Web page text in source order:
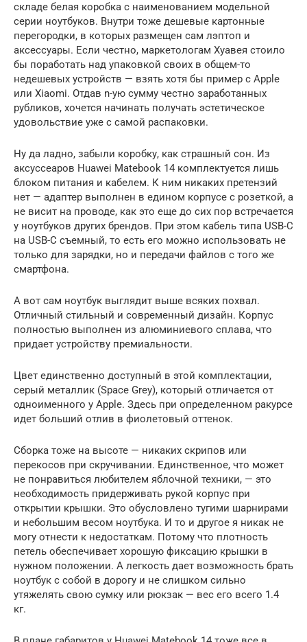
складе белая коробка с наименованием модельной
серии ноутбуков. Внутри тоже дешевые картонные
перегородки, в которых размещен сам лэптоп и
аксессуары. Если честно, маркетологам Хуавея стоило
бы поработать над упаковкой своих в общем-то
недешевых устройств — взять хотя бы пример с Apple
или Xiaomi. Отдав n-ую сумму честно заработанных
рубликов, хочется начинать получать эстетическое
удовольствие уже с самой распаковки.
Ну да ладно, забыли коробку, как страшный сон. Из
аксуссеаров Huawei Matebook 14 комплектуется лишь
блоком питания и кабелем. К ним никаких претензий
нет — адаптер выполнен в едином корпусе с розеткой, а
не висит на проводе, как это еще до сих пор встречается
у ноутбуков других брендов. При этом кабель типа USB-C
на USB-C съемный, то есть его можно использовать не
только для зарядки, но и передачи файлов с того же
смартфона.
А вот сам ноутбук выглядит выше всяких похвал.
Отличный стильный и современный дизайн. Корпус
полностью выполнен из алюминиевого сплава, что
придает устройству премиальности.
Цвет единственно доступный в этой комплектации,
серый металлик (Space Grey), который отличается от
одноименного у Apple. Здесь при определенном ракурсе
идет больший отлив в фиолетовый оттенок.
Сборка тоже на высоте — никаких скрипов или
перекосов при скручивании. Единственное, что может
не понравиться любителем яблочной техники, — это
необходимость придерживать рукой корпус при
открытии крышки. Это обусловлено тугими шарнирами
и небольшим весом ноутбука. И то и другое я никак не
могу отнести к недостаткам. Потому что плотность
петель обеспечивает хорошую фиксацию крышки в
нужном положении. А легкость дает возможность брать
ноутбук с собой в дорогу и не слишком сильно
утяжелять свою сумку или рюкзак — вес его всего 1.4
кг.